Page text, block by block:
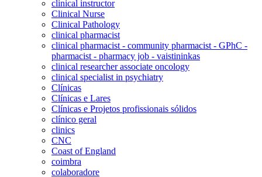
clinical instructor
Clinical Nurse
Clinical Pathology
clinical pharmacist
clinical pharmacist - community pharmacist - GPhC -
pharmacist - pharmacy job - vaistininkas
clinical researcher associate oncology
clinical specialist in psychiatry
Clínicas
Clínicas e Lares
Clínicas e Projetos profissionais sólidos
clínico geral
clinics
CNC
Coast of England
coimbra
colaboradore